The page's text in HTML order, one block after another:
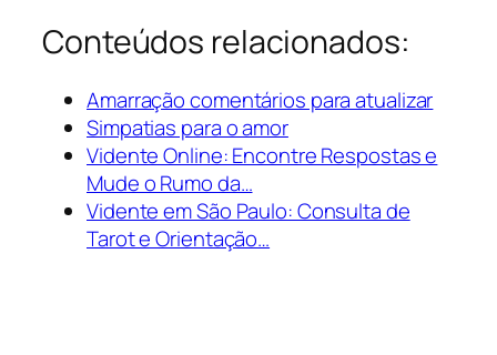
Conteúdos relacionados:
Amarração comentários para atualizar
Simpatias para o amor
Vidente Online: Encontre Respostas e
Mude o Rumo da…
Vidente em São Paulo: Consulta de
Tarot e Orientação…